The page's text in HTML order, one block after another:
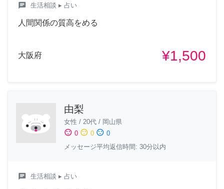
chat 生活相談 ▸ 占い
人間関係の質高をめる
大阪府 ¥1,500
由梨
女性 / 20代 / 岡山県
sentiment_satisfied 0 sentiment_neutral 0 sentiment_dissatisfied 0
メッセージ平均返信時間: 30分以内
chat 生活相談 ▸ 占い